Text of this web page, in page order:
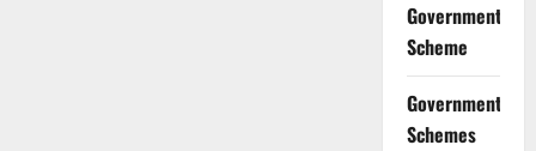
Government
Scheme
Government
Schemes